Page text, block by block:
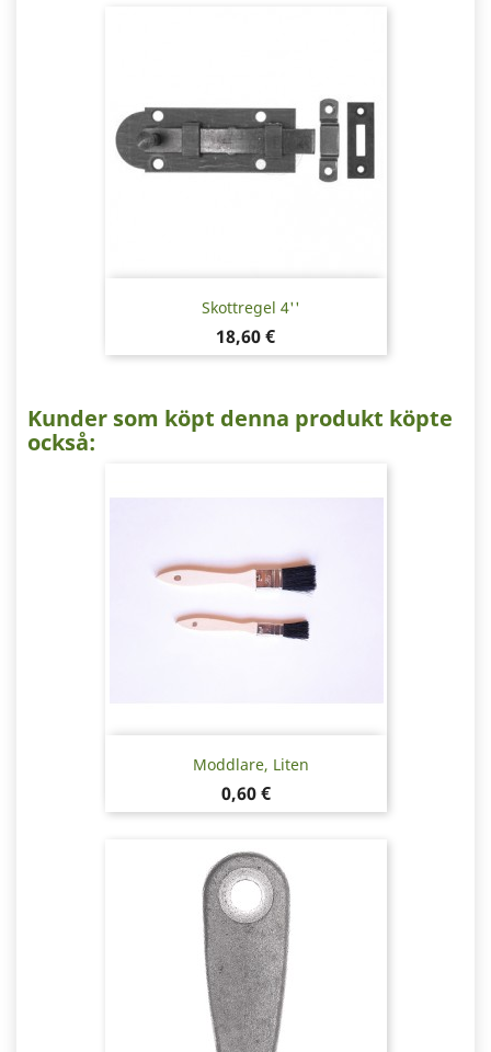
Skottregel 4''
Pris
18,60 €
Kunder som köpt denna produkt köpte
också:
Moddlare, Liten
Pris
0,60 €